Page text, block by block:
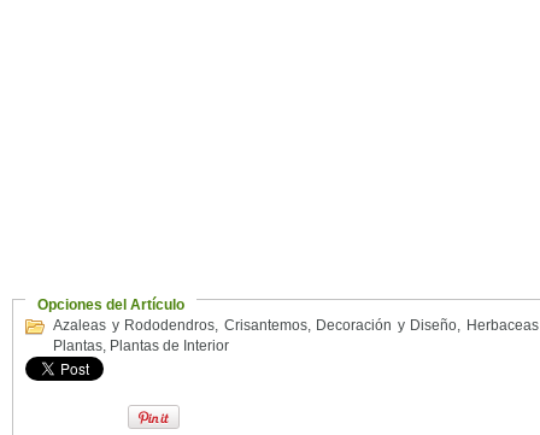
Opciones del Artículo
Azaleas y Rododendros, Crisantemos, Decoración y Diseño, Herbaceas
Plantas, Plantas de Interior